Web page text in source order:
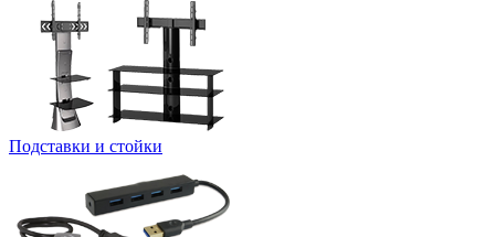
Подставки и стойки